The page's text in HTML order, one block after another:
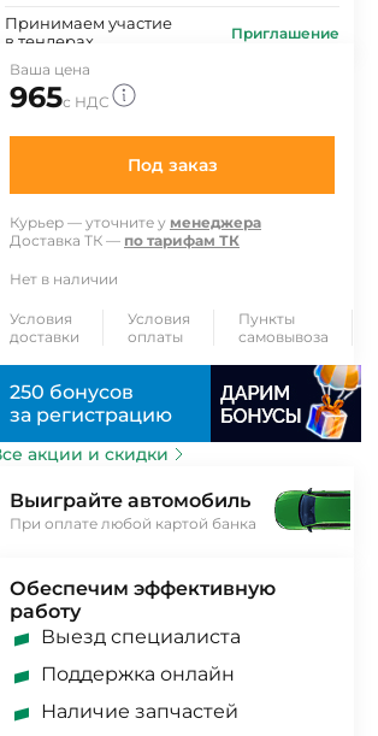
Принимаем участие
в тендерах
Приглашение
Ваша цена
965с НДС
Под заказ
Курьер — уточните у менеджера
Доставка ТК — по тарифам ТК
Нет в наличии
Условия
доставки
Условия
оплаты
Пункты
самовывоза
250 бонусов
за регистрацию
акции и скидки
Выиграйте автомобиль
При оплате любой картой банка
Обеспечим эффективную
работу
Выезд специалиста
Поддержка онлайн
Наличие запчастей